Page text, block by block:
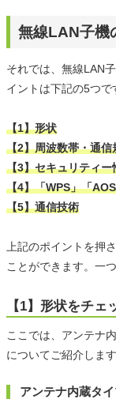
無線LAN子機
それでは、無線LAN
イントは下記の5つで
【1】形状
【2】周波数帯・通信
【3】セキュリティー
【4】「WPS」「
【5】通信技術
上記のポイントを押
ことができます。一
【1】形状をチェ
ここでは、アンテナ
についてご紹介します
アンテナ内蔵タ